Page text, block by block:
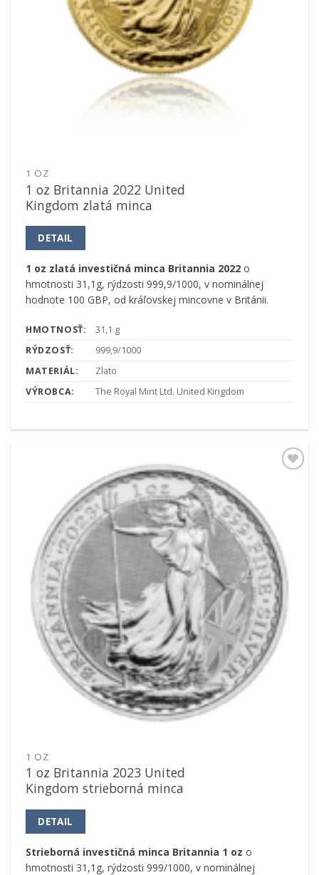
1 OZ
1 oz Britannia 2022 United
Kingdom zlatá minca
DETAIL
1 oz zlatá investičná minca Britannia 2022o
hmotnosti 31,1g, rýdzosti 999,9/1000, v nominálnej
hodnote 100 GBP, od kráľovskej mincovne v Británii.
HMOTNOSŤ:
31,1 g
RÝDZOSŤ:
999,9/1000
MATERIÁL:
Zlato
VÝROBCA:
The Royal Mint Ltd. United Kingdom
1 OZ
1 oz Britannia 2023 United
Kingdom strieborná minca
DETAIL
Strieborná investičná minca Britannia 1 oz o
hmotnosti 31,1g, rýdzosti 999/1000, v nominálnej